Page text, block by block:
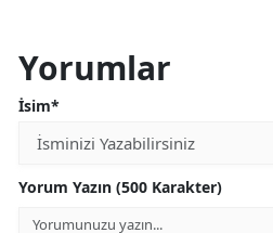
Yorumlar
İsim*
Yorum Yazın (500 Karakter)